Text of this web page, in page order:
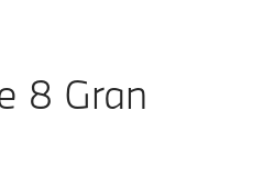
8 Gran